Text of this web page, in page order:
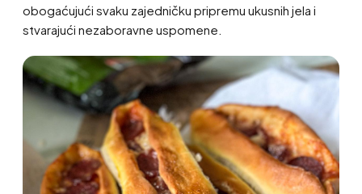
obogaćujući svaku zajedničku pripremu ukusnih jela i
stvarajući nezaboravne uspomene.